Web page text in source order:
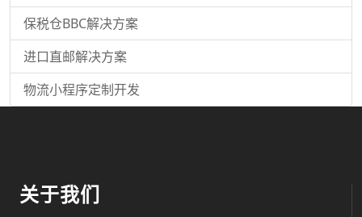
保税仓BBC解决方案
进口直邮解决方案
物流小程序定制开发
关于我们